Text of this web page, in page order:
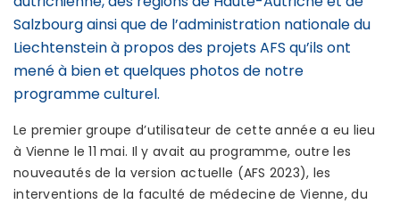
Salzbourg ainsi que de l’administration nationale du
Liechtenstein à propos des projets AFS qu’ils ont
mené à bien et quelques photos de notre
programme culturel.
Le premier groupe d’utilisateur de cette année a eu lieu
à Vienne le 11 mai. Il y avait au programme, outre les
nouveautés de la version actuelle (AFS 2023), les
interventions de la faculté de médecine de Vienne, du